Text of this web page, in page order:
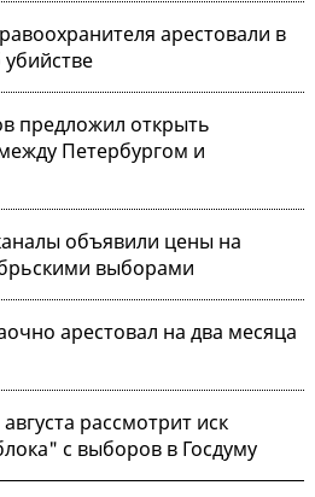
арестовали в
предложил открыть
Петербургом и
объявили цены на
выборами
арестовал на два месяца
рассмотрит иск
с выборов в Госдуму